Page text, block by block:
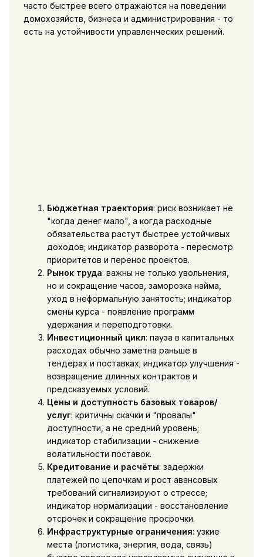
часто быстрее всего отражаются на поведении
домохозяйств, бизнеса и администрирования - то
есть на устойчивости управленческих решений.
Бюджетная траектория: риск возникает не
"когда денег мало", а когда расходные
обязательства растут быстрее устойчивых
доходов; индикатор разворота - пересмотр
приоритетов и перенос проектов.
Рынок труда: важны не только увольнения,
но и сокращение часов, заморозка найма,
уход в неформальную занятость; индикатор
смены курса - появление программ
удержания и переподготовки.
Инвестиционный цикл: пауза в капитальных
расходах обычно заметна раньше в
тендерах и поставках; индикатор улучшения -
возвращение длинных контрактов и
предсказуемых условий.
Цены и доступность базовых товаров/
услуг: критичны скачки и "провалы"
доступности, а не средний уровень;
индикатор стабилизации - снижение
волатильности поставок.
Кредитование и расчёты: задержки
платежей по цепочкам и рост авансовых
требований сигнализируют о стрессе;
индикатор нормализации - восстановление
отсрочек и сокращение просрочки.
Инфраструктурные ограничения: узкие
места (логистика, энергия, вода, связь)